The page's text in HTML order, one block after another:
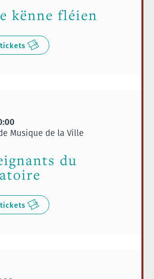
kënne fléien
Musique de la Ville
du